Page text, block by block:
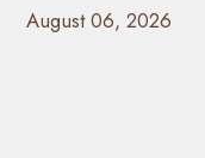
August 06, 2026